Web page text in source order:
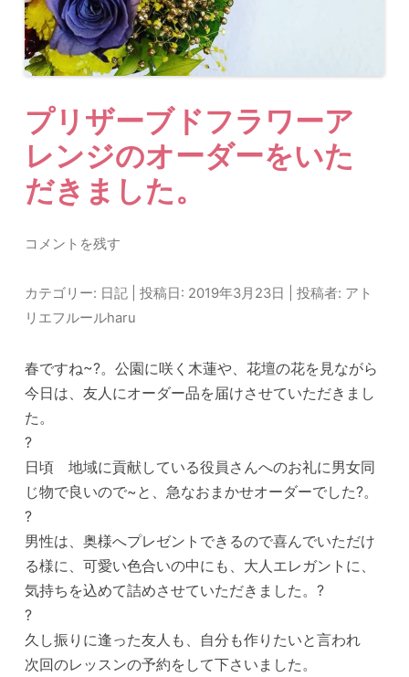
プリザーブドフラワーア
レンジのオーダーをいた
だきました。
コメントを残す
カテゴリー: 日記 | 投稿日: 2019年3月23日 |投稿者: アト
リエフルールharu
春ですね~?。公園に咲く木蓮や、花壇の花を見ながら
今日は、友人にオーダー品を届けさせていただきまし
た。
?
日頃 地域に貢献している役員さんへのお礼に男女同
じ物で良いので~と、急なおまかせオーダーでした?。
?
男性は、奥様へプレゼントできるので喜んでいただけ
る様に、可愛い色合いの中にも、大人エレガントに、
気持ちを込めて詰めさせていただきました。?
?
久し振りに逢った友人も、自分も作りたいと言われ
次回のレッスンの予約をして下さいました。